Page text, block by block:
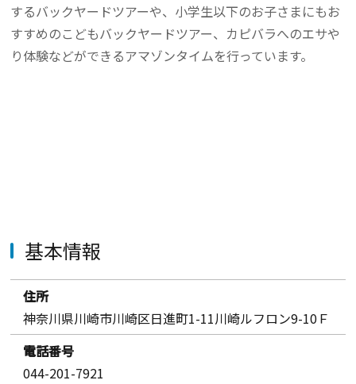
するバックヤードツアーや、小学生以下のお子さまにもお
すすめのこどもバックヤードツアー、カピバラへのエサや
り体験などができるアマゾンタイムを行っています。
基本情報
住所
神奈川県川崎市川崎区日進町1-11川崎ルフロン9-10Ｆ
電話番号
044-201-7921